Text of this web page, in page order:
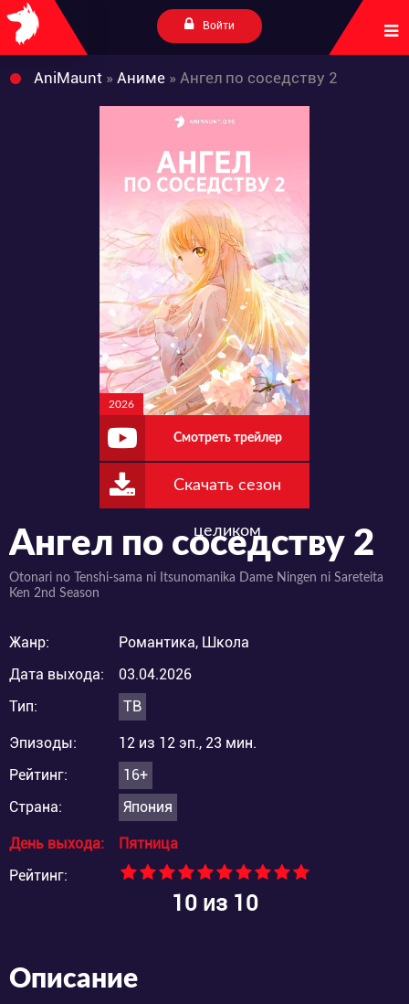
Войти
AniMaunt » Аниме » Ангел по соседству 2
2026
Смотреть трейлер
Скачать сезон
целиком
Ангел по соседству 2
Otonari no Tenshi-sama ni Itsunomanika Dame Ningen ni Sareteita
Ken 2nd Season
Жанр:
Романтика, Школа
Дата выхода:
03.04.2026
Тип:
ТВ
Эпизоды:
12 из 12 эп., 23 мин.
Рейтинг:
16+
Страна:
Япония
День выхода:
Пятница
Рейтинг:
10из 10
Описание